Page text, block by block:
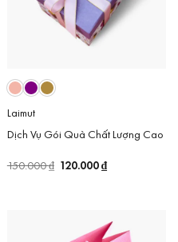
Laimut
Dịch Vụ Gói Quà Chất Lượng Cao
150.000₫ Giá
120.000₫